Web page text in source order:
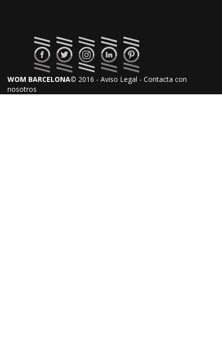
WOM BARCELONA© 2016 - Aviso Legal - Contacta con
nosotros